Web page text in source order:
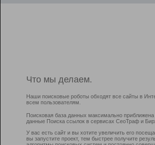
Что мы делаем.
Наши поисковые роботы обходят все сайты в
всем пользователям.
Поисковая база данных максимально
данные Поиска ссылок в сервисах СеоТраф и
У вас есть сайт и вы хотите увеличить его
вы запустите проект, тем быстрее получите